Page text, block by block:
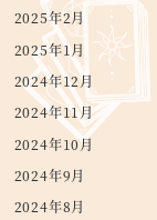
2025年2月
2025年1月
2024年12月
2024年11月
2024年10月
2024年9月
2024年8月